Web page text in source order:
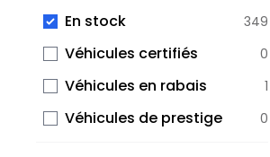
En stock 349
Véhicules certifiés 0
Véhicules en rabais 1
Véhicules de prestige 0